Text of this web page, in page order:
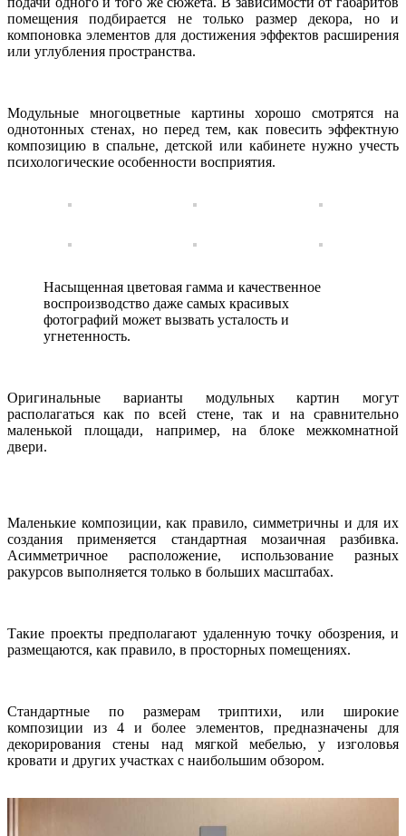
помещения подбирается не только размер декора, но и
компоновка элементов для достижения эффектов расширения
или углубления пространства.
Модульные многоцветные картины хорошо смотрятся на
однотонных стенах, но перед тем, как повесить эффектную
композицию в спальне, детской или кабинете нужно учесть
психологические особенности восприятия.
Насыщенная цветовая гамма и качественное
воспроизводство даже самых красивых
фотографий может вызвать усталость и
угнетенность.
Оригинальные варианты модульных картин могут
располагаться как по всей стене, так и на сравнительно
маленькой площади, например, на блоке межкомнатной
двери.
Маленькие композиции, как правило, симметричны и для их
создания применяется стандартная мозаичная разбивка.
Асимметричное расположение, использование разных
ракурсов выполняется только в больших масштабах.
Такие проекты предполагают удаленную точку обозрения, и
размещаются, как правило, в просторных помещениях.
Стандартные по размерам триптихи, или широкие
композиции из 4 и более элементов, предназначены для
декорирования стены над мягкой мебелью, у изголовья
кровати и других участках с наибольшим обзором.